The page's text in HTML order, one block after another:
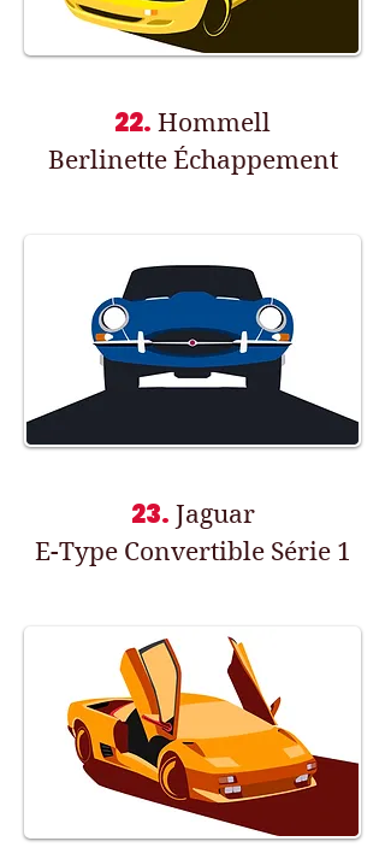
22. Hommell
Berlinette Échappement
23. Jaguar
E-Type Convertible Série 1